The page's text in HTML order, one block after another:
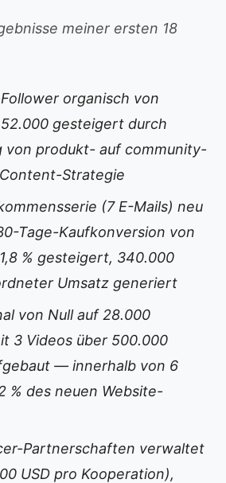
meiner ersten 18
organisch von
52.000 gesteigert durch
von produkt- auf community-
Strategie
(7 E-Mails) neu
Tage-Kaufkonversion von
% gesteigert, 340.000
Umsatz generiert
von Null auf 28.000
3 Videos über 500.000
— innerhalb von 6
% des neuen Website-
Partnerschaften verwaltet
USD pro Kooperation),